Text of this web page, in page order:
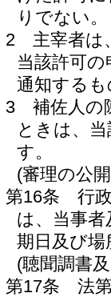
りでない。
2
主宰者は
当該許可
通知する
3
補佐人の
ときは、
す。
(審理の公
第16条
行
は、当事
期日及び
(聴聞調書
第17条
法